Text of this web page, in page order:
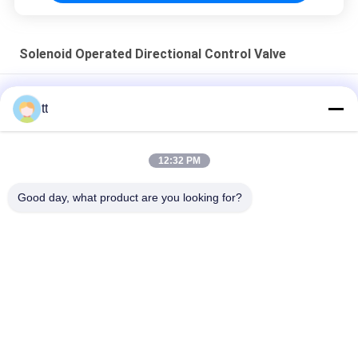
Solenoid Operated Directional Control Valve
PSV Hydraulic Load Sensitive Multi Directional Control Valve
PSV
Vacuum System
tt
12:32 PM
Good day, what product are you looking for?